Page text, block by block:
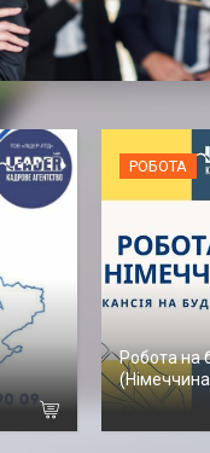
РОБОТА
Робота на